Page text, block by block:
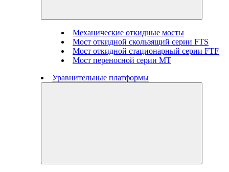
Механические откидные мосты
Мост откидной скользящий серии FTS
Мост откидной стационарный серии FTF
Мост переносной серии MT
Уравнительные платформы